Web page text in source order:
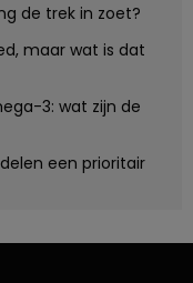
de trek in zoet?
maar wat is dat
3: wat zijn de
een prioritair